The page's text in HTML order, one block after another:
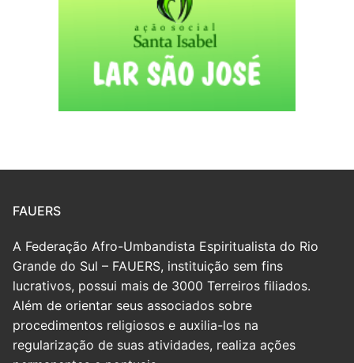
FAUERS
A Federação Afro-Umbandista Espiritualista do Rio
Grande do Sul – FAUERS, instituição sem fins
lucrativos, possui mais de 3000 Terreiros filiados.
Além de orientar seus associados sobre
procedimentos religiosos e auxilia-los na
regularização de suas atividades, realiza ações